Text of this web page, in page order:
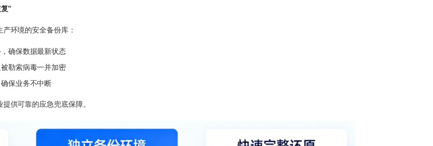
”
环境的安全备份库：
确保数据最新状态
勒索病毒一并加密
保业务不中断
供可靠的应急兜底保障。